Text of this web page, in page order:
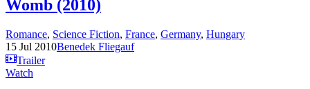
Womb (2010)
Romance, Science Fiction, France, Germany, Hungary
15 Jul 2010Benedek Fliegauf
Trailer
Watch